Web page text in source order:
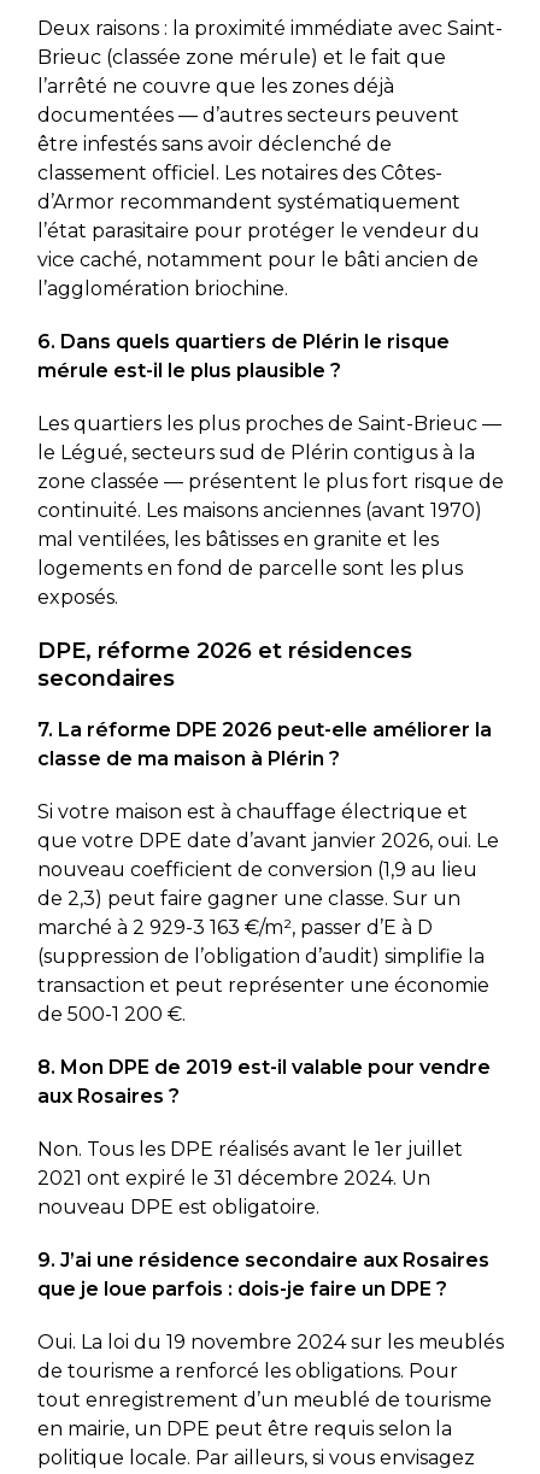
Deux raisons : la proximité immédiate avec Saint-
Brieuc (classée zone mérule) et le fait que
l’arrêté ne couvre que les zones déjà
documentées — d’autres secteurs peuvent
être infestés sans avoir déclenché de
classement officiel. Les notaires des Côtes-
d’Armor recommandent systématiquement
l’état parasitaire pour protéger le vendeur du
vice caché, notamment pour le bâti ancien de
l’agglomération briochine.
6. Dans quels quartiers de Plérin le risque
mérule est-il le plus plausible ?
Les quartiers les plus proches de Saint-Brieuc —
le Légué, secteurs sud de Plérin contigus à la
zone classée — présentent le plus fort risque de
continuité. Les maisons anciennes (avant 1970)
mal ventilées, les bâtisses en granite et les
logements en fond de parcelle sont les plus
exposés.
DPE, réforme 2026 et résidences
secondaires
7. La réforme DPE 2026 peut-elle améliorer la
classe de ma maison à Plérin ?
Si votre maison est à chauffage électrique et
que votre DPE date d’avant janvier 2026, oui. Le
nouveau coefficient de conversion (1,9 au lieu
de 2,3) peut faire gagner une classe. Sur un
marché à 2 929-3 163 €/m², passer d’E à D
(suppression de l’obligation d’audit) simplifie la
transaction et peut représenter une économie
de 500-1 200 €.
8. Mon DPE de 2019 est-il valable pour vendre
aux Rosaires ?
Non. Tous les DPE réalisés avant le 1er juillet
2021 ont expiré le 31 décembre 2024. Un
nouveau DPE est obligatoire.
9. J’ai une résidence secondaire aux Rosaires
que je loue parfois : dois-je faire un DPE ?
Oui. La loi du 19 novembre 2024 sur les meublés
de tourisme a renforcé les obligations. Pour
tout enregistrement d’un meublé de tourisme
en mairie, un DPE peut être requis selon la
politique locale. Par ailleurs, si vous envisagez